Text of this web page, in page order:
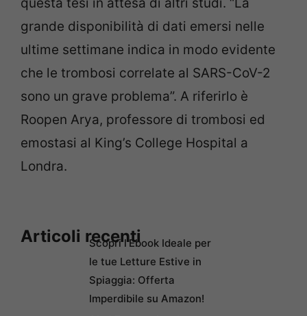
grande disponibilità di dati emersi nelle
ultime settimane indica in modo evidente
che le trombosi correlate al SARS-CoV-2
sono un grave problema”. A riferirlo è
Roopen Arya, professore di trombosi ed
emostasi al King’s College Hospital a
Londra.
Articoli recentiScopri l’Ebook Ideale per
le tue Letture Estive in
Spiaggia: Offerta
Imperdibile su Amazon!